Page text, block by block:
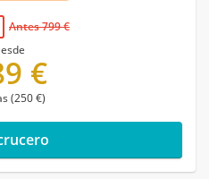
Antes 799 €
€
(250 €)